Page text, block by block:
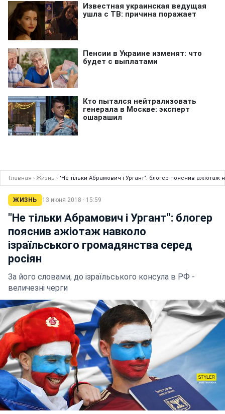
Главная › Жизнь › "Не тільки Абрамович і Ургант": блогер пояснив ажіотаж
ЖИЗНЬ 13 июня 2018 · 15:59
"Не тільки Абрамович і Ургант": блогер
пояснив ажіотаж навколо
ізраїльського громадянства серед
росіян
За його словами, до ізраїльського консула в РФ -
величезні черги